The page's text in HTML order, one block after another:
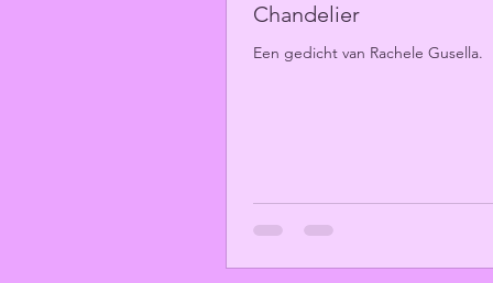
Chandelier
Een gedicht van Rachele Gusella.